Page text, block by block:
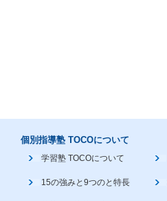
個別指導塾 TOCOについて
学習塾 TOCOについて
15の強みと9つのと特長